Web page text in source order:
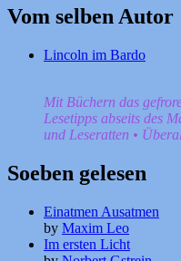
Vom selben Autor
Lincoln im Bardo
Mit Büchern das
Lesetipps abseits des
und Leseratten •
Soeben gelesen
Einatmen Ausatmen
by Maxim Leo
Im ersten Licht